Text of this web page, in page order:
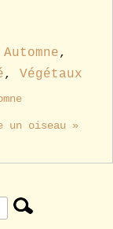
Automne,
, Végétaux
un oiseau »